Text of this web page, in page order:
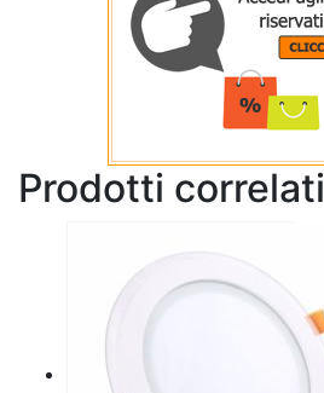
Prodotti correlati